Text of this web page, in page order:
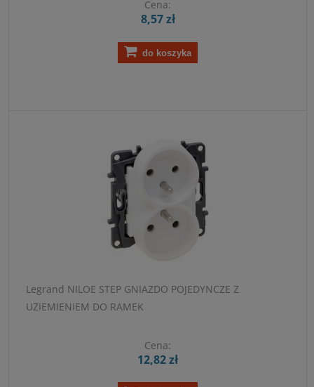
Cena:
8,57 zł
do koszyka
Legrand NILOE STEP GNIAZDO POJEDYNCZE Z
UZIEMIENIEM DO RAMEK
Cena:
12,82 zł